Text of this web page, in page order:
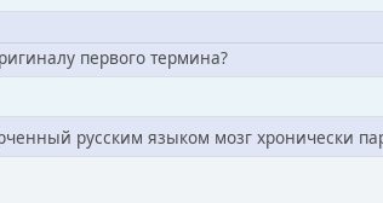
первого термина?
русским языком мозг хронически